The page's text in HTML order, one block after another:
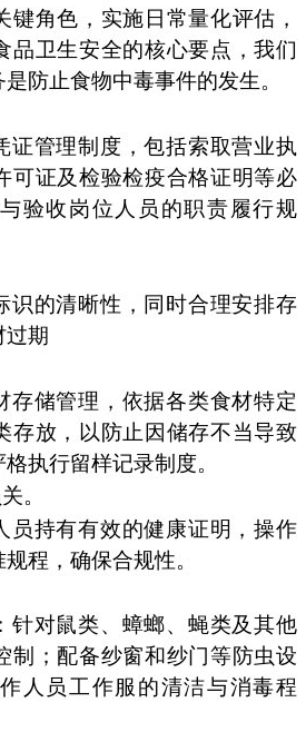
键角色，实施日常量化评估，
品卫生安全的核心要点，我们
防止食物中毒事件的发生。
证管理制度，包括索取营业执
可证及检验检疫合格证明等必
验收岗位人员的职责履行规
识的清晰性，同时合理安排存
过期
存储管理，依据各类食材特定
存放，以防止因储存不当导致
执行留样记录制度。
。
员持有有效的健康证明，操作
程，确保合规性。
针对鼠类、蟑螂、蝇类及其他
制；配备纱窗和纱门等防虫设
人员工作服的清洁与消毒程